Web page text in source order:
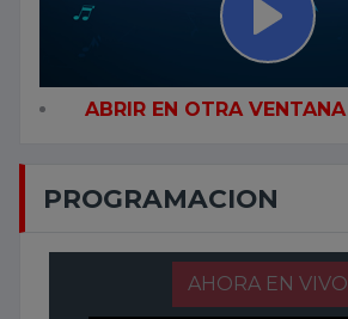
ABRIR EN OTRA VENTANA
PROGRAMACION
AHORA EN VIVO